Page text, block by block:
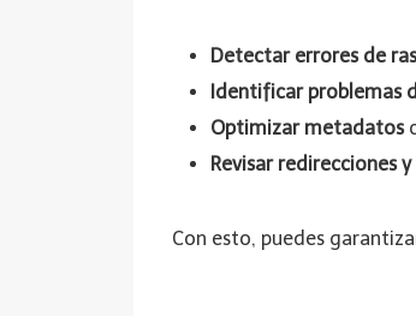
Detectar errores de
Identificar problemas
Optimizar metadatos
Revisar redirecciones
Con esto, puedes